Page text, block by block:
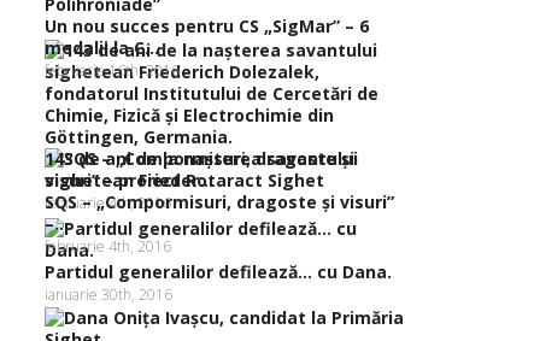
Un nou succes pentru CS „SigMar” – 6
medalii la C...
februarie 16th, 2016
143 de ani de la naşterea savantului
sighetean Frieder...
februarie 4th, 2016
SQS – „Compormisuri, dragoste şi visuri”
–...
februarie 4th, 2016
Partidul generalilor defilează… cu Dana.
ianuarie 30th, 2016